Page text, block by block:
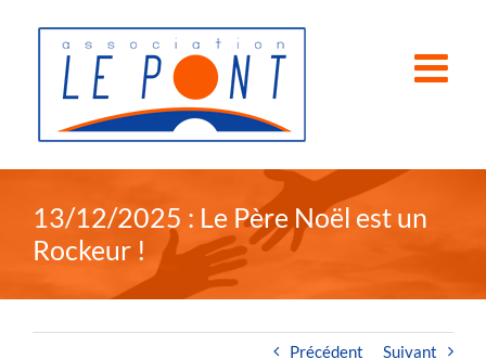
13/12/2025 : Le Père Noël est un
Rockeur !
Précédent Suivant